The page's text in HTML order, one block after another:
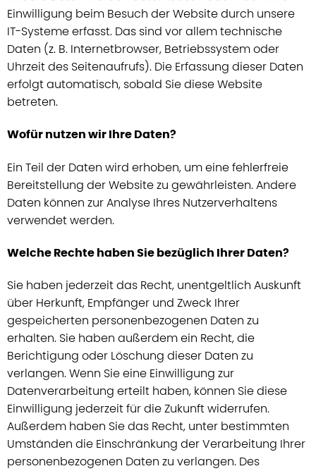
Einwilligung beim Besuch der Website durch unsere
IT-Systeme erfasst. Das sind vor allem technische
Daten (z. B. Internetbrowser, Betriebssystem oder
Uhrzeit des Seitenaufrufs). Die Erfassung dieser Daten
erfolgt automatisch, sobald Sie diese Website
betreten.
Wofür nutzen wir Ihre Daten?
Ein Teil der Daten wird erhoben, um eine fehlerfreie
Bereitstellung der Website zu gewährleisten. Andere
Daten können zur Analyse Ihres Nutzerverhaltens
verwendet werden.
Welche Rechte haben Sie bezüglich Ihrer Daten?
Sie haben jederzeit das Recht, unentgeltlich Auskunft
über Herkunft, Empfänger und Zweck Ihrer
gespeicherten personenbezogenen Daten zu
erhalten. Sie haben außerdem ein Recht, die
Berichtigung oder Löschung dieser Daten zu
verlangen. Wenn Sie eine Einwilligung zur
Datenverarbeitung erteilt haben, können Sie diese
Einwilligung jederzeit für die Zukunft widerrufen.
Außerdem haben Sie das Recht, unter bestimmten
Umständen die Einschränkung der Verarbeitung Ihrer
personenbezogenen Daten zu verlangen. Des